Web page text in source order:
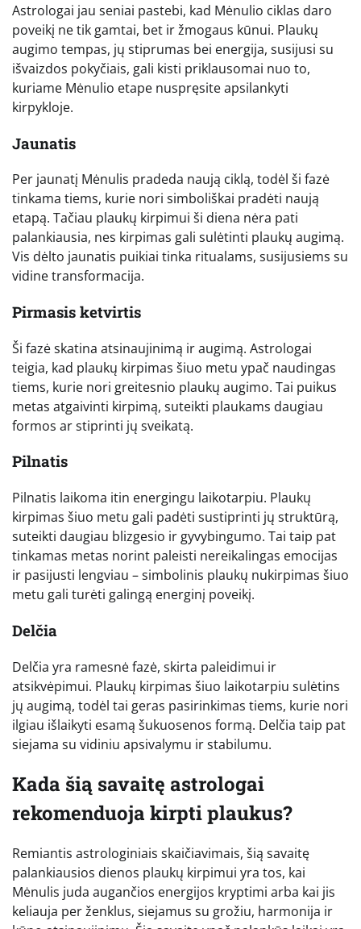
Astrologai jau seniai pastebi, kad Mėnulio ciklas daro
poveikį ne tik gamtai, bet ir žmogaus kūnui. Plaukų
augimo tempas, jų stiprumas bei energija, susijusi su
išvaizdos pokyčiais, gali kisti priklausomai nuo to,
kuriame Mėnulio etape nuspręsite apsilankyti
kirpykloje.
Jaunatis
Per jaunatį Mėnulis pradeda naują ciklą, todėl ši fazė
tinkama tiems, kurie nori simboliškai pradėti naują
etapą. Tačiau plaukų kirpimui ši diena nėra pati
palankiausia, nes kirpimas gali sulėtinti plaukų augimą.
Vis dėlto jaunatis puikiai tinka ritualams, susijusiems su
vidine transformacija.
Pirmasis ketvirtis
Ši fazė skatina atsinaujinimą ir augimą. Astrologai
teigia, kad plaukų kirpimas šiuo metu ypač naudingas
tiems, kurie nori greitesnio plaukų augimo. Tai puikus
metas atgaivinti kirpimą, suteikti plaukams daugiau
formos ar stiprinti jų sveikatą.
Pilnatis
Pilnatis laikoma itin energingu laikotarpiu. Plaukų
kirpimas šiuo metu gali padėti sustiprinti jų struktūrą,
suteikti daugiau blizgesio ir gyvybingumo. Tai taip pat
tinkamas metas norint paleisti nereikalingas emocijas
ir pasijusti lengviau – simbolinis plaukų nukirpimas šiuo
metu gali turėti galingą energinį poveikį.
Delčia
Delčia yra ramesnė fazė, skirta paleidimui ir
atsikvėpimui. Plaukų kirpimas šiuo laikotarpiu sulėtins
jų augimą, todėl tai geras pasirinkimas tiems, kurie nori
ilgiau išlaikyti esamą šukuosenos formą. Delčia taip pat
siejama su vidiniu apsivalymu ir stabilumu.
Kada šią savaitę astrologai
rekomenduoja kirpti plaukus?
Remiantis astrologiniais skaičiavimais, šią savaitę
palankiausios dienos plaukų kirpimui yra tos, kai
Mėnulis juda augančios energijos kryptimi arba kai jis
keliauja per ženklus, siejamus su grožiu, harmonija ir